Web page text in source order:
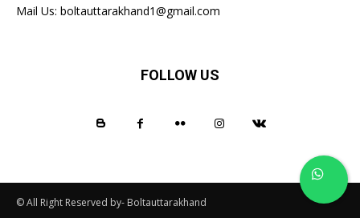
Mail Us: boltauttarakhand1@gmail.com
FOLLOW US
© All Right Reserved by- Boltauttarakhand